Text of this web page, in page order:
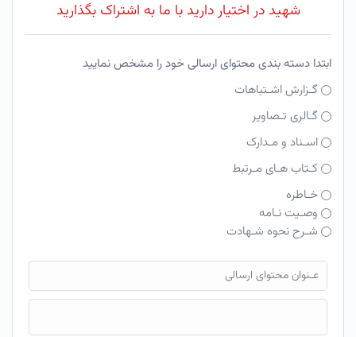
شهید در اختیار دارید با ما به اشتراک بگذارید
ابتدا دسته بندی محتوای ارسالی خود را مشخص نمایید
گـزارش اشـتباهات
گـالری تـصاویر
اسـناد و مـدارک
کـتاب هـای مـرتبط
خـاطره
وصـیت نـامه
شـرح نحوه شـهادت
فایل محتوای ارسالی